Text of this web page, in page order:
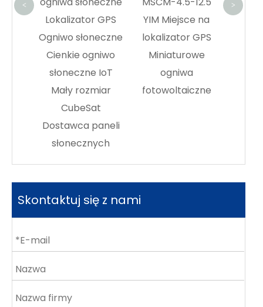
GPS
YIM Miejsce na
lokalizator GPS
Miniaturowe
ogniwa
fotowoltaiczne
złączem w YIM
SPACE –
Bezpośredni
producent
< >
Skontaktuj się z nami